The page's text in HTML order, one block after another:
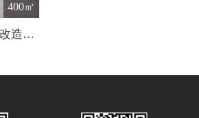
400㎡
健力宝主题展览馆改造设计